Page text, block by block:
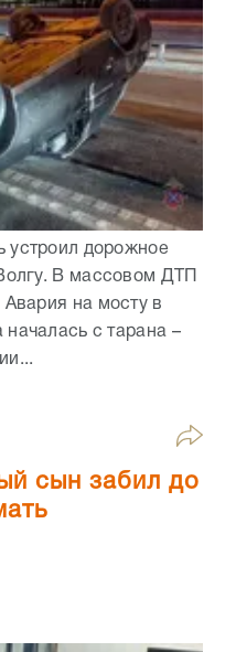
устроил дорожное
В массовом ДТП
Авария на мосту в
с тарана –
сын забил до